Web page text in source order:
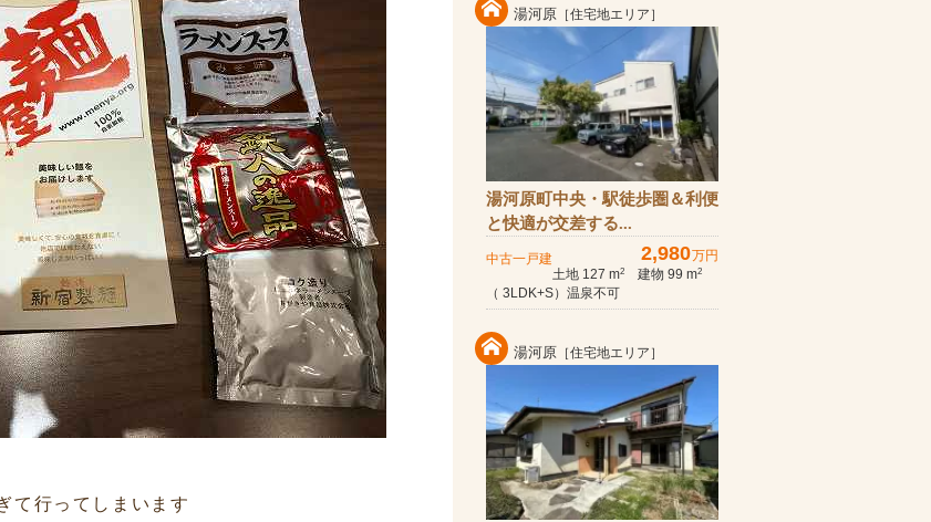
て行ってしまいます
湯河原 ［住宅地エリア］
湯河原町中央・駅徒歩圏＆利便
と快適が交差する...
中古一戸建 2,980万円
土地 127 m2 建物 99 m2
（ 3LDK+S）温泉不可
湯河原 ［住宅地エリア］